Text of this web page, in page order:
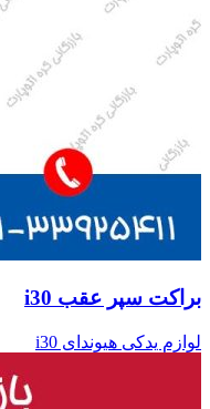
براکت سپر عقب i30
لوازم یدکی هیوندای i30